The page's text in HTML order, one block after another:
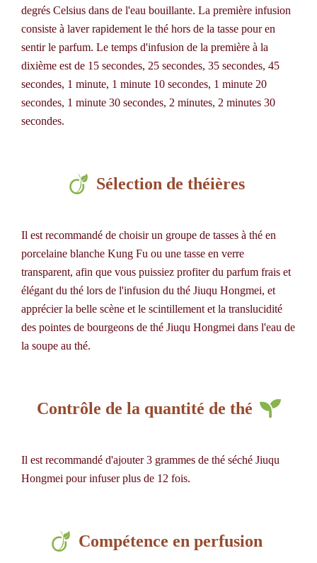
degrés Celsius dans de l'eau bouillante. La première infusion
consiste à laver rapidement le thé hors de la tasse pour en
sentir le parfum. Le temps d'infusion de la première à la
dixième est de 15 secondes, 25 secondes, 35 secondes, 45
secondes, 1 minute, 1 minute 10 secondes, 1 minute 20
secondes, 1 minute 30 secondes, 2 minutes, 2 minutes 30
secondes.
Sélection de théières
Il est recommandé de choisir un groupe de tasses à thé en
porcelaine blanche Kung Fu ou une tasse en verre
transparent, afin que vous puissiez profiter du parfum frais et
élégant du thé lors de l'infusion du thé Jiuqu Hongmei, et
apprécier la belle scène et le scintillement et la translucidité
des pointes de bourgeons de thé Jiuqu Hongmei dans l'eau de
la soupe au thé.
Contrôle de la quantité de thé
Il est recommandé d'ajouter 3 grammes de thé séché Jiuqu
Hongmei pour infuser plus de 12 fois.
Compétence en perfusion